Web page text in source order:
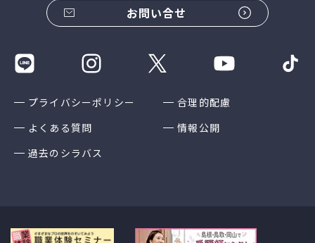
お問い合せ
プライバシーポリシー
合理的配慮
よくある質問
情報公開
過去のシラバス